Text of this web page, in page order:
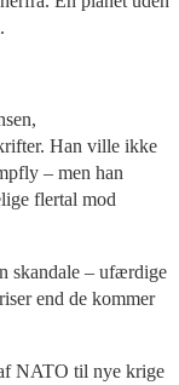
Han ville ikke
– men han
flertal mod
skandale – ufærdige
end de kommer
NATO til nye krige